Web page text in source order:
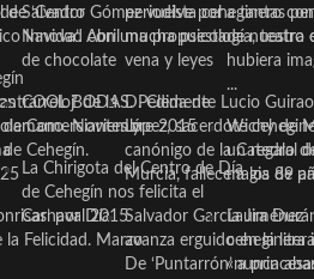
de ‘Centro
Innova’. Abril
de la
Comerciantes y
Cehegín.
por Día
la Felicidad. Marzo
Salvador Gómez vuelve por
Navidad con una propuesta
de chocolate
COOL BODAS. Pedida de
mano. Noviembre 2015
La Chirigota del Centro de Día
de Cehegín nos felicita el
Carnaval 2015
periodista ceheginero con
mucha psicología, teatro
vena y leyes
D. Clemente Lucio Guirao
López, sacerdote
canónigo de la Catedral
Murcia, fallece a los 89
Salvador García Jiménez
avanza erguido en la
De ‘Puntarrón’ a
a tantas
de nuestra
hubiera
...
Wichy de
un regalo
magia de
Laura
ceheginera
«nunca